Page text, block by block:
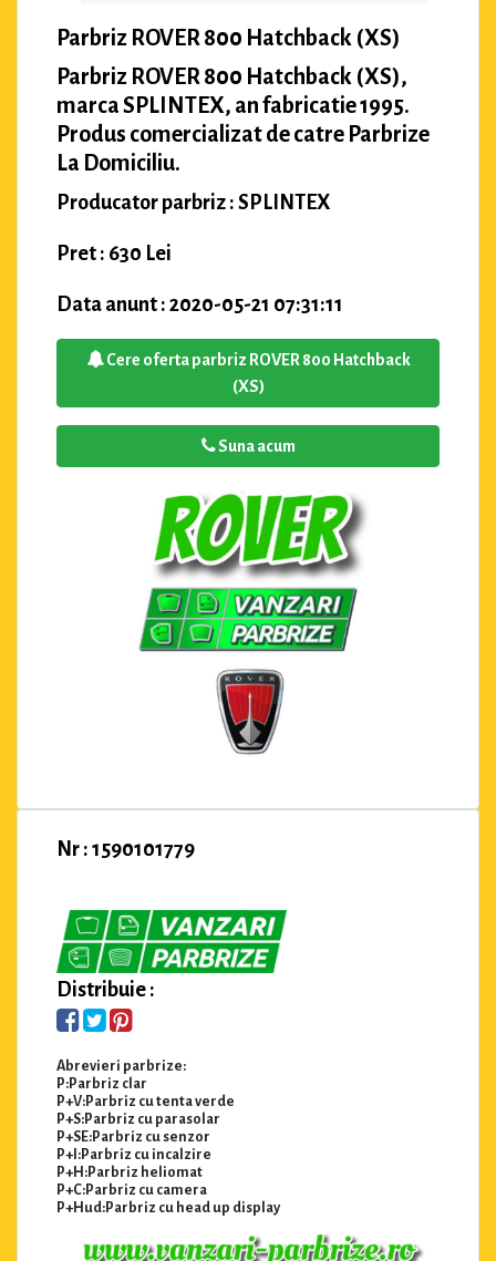
Parbriz ROVER 800 Hatchback (XS)
Parbriz ROVER 800 Hatchback (XS),
marca SPLINTEX, an fabricatie 1995.
Produs comercializat de catre Parbrize
La Domiciliu.
Producator parbriz : SPLINTEX
Pret : 630 Lei
Data anunt : 2020-05-21 07:31:11
Cere oferta parbriz ROVER 800 Hatchback
(XS)
Suna acum
Nr : 1590101779
Distribuie :
Abrevieri parbrize:
P:Parbriz clar
P+V:Parbriz cu tenta verde
P+S:Parbriz cu parasolar
P+SE:Parbriz cu senzor
P+I:Parbriz cu incalzire
P+H:Parbriz heliomat
P+C:Parbriz cu camera
P+Hud:Parbriz cu head up display